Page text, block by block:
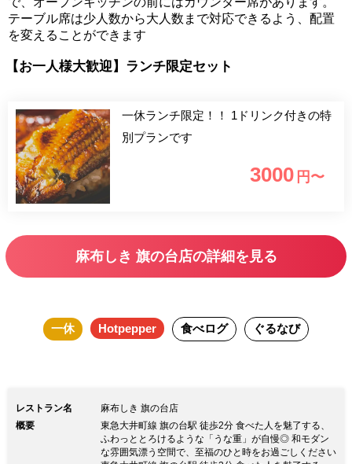
テーブル席は少人数から大人数まで対応できるよう、配置
を変えることができます
【お一人様大歓迎】ランチ限定セット
一休ランチ限定！！ 1ドリンク付きの特
別プランです
3000 円〜
麻布しき 旗の台店の詳細を見る
一休 Hotpepper 食べログ ぐるなび
レストラン名
麻布しき 旗の台店
概要
東急大井町線 旗の台駅 徒歩2分 食べた人を魅了する、
ふわっととろけるような「うな重」が自慢◎ 和モダン
な雰囲気漂う空間で、至福のひと時をお過ごしください